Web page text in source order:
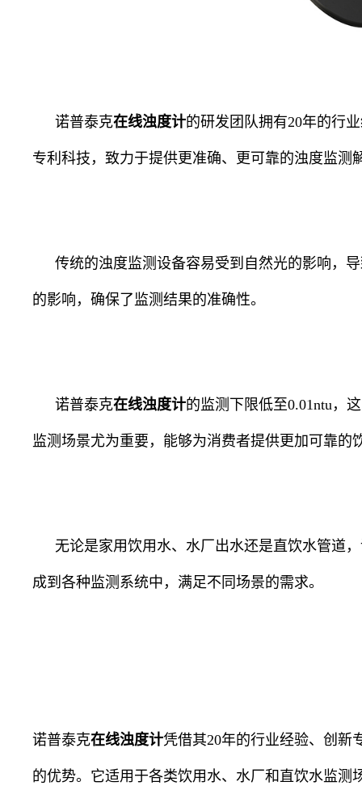
诺普泰克在线浊度计的研发团队拥有20年的行
专利科技，致力于提供更准确、更可靠的浊度监测
传统的浊度监测设备容易受到自然光的影响，
的影响，确保了监测结果的准确性。
诺普泰克在线浊度计的监测下限低至0.01ntu，
监测场景尤为重要，能够为消费者提供更加可靠的
无论是家用饮用水、水厂出水还是直饮水管道
成到各种监测系统中，满足不同场景的需求。
诺普泰克在线浊度计凭借其20年的行业经验、创新
的优势。它适用于各类饮用水、水厂和直饮水监